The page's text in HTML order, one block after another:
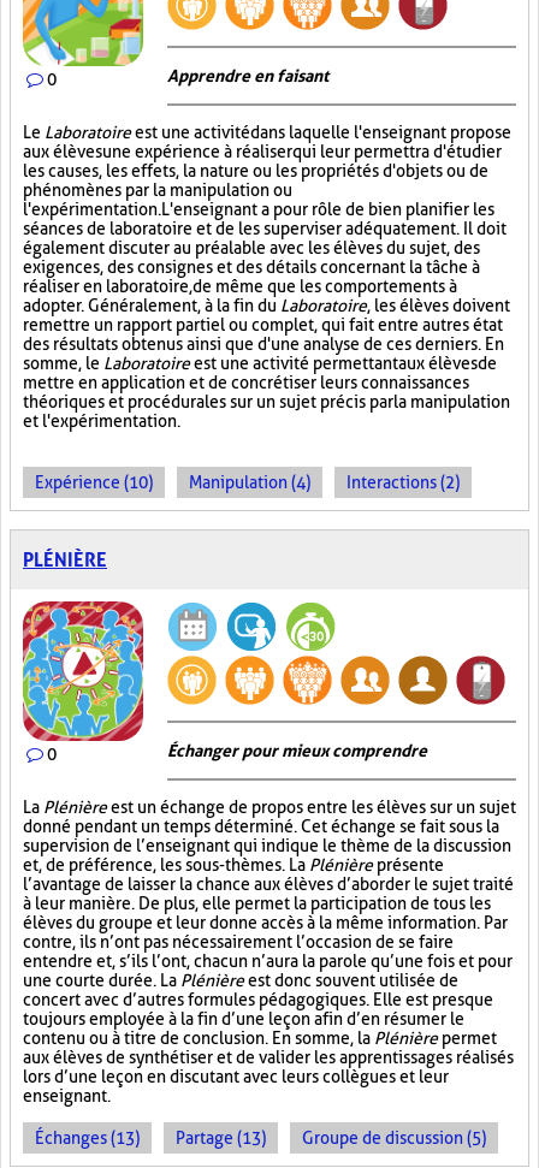
0 Apprendre en faisant
Le Laboratoireest une activité dans laquelle l'enseignant propose
aux élèves une expérience à réaliser qui leur permettra d'étudier
les causes, les effets, la nature ou les propriétés d'objets ou de
phénomènes par la manipulation ou
l'expérimentation. L'enseignant a pour rôle de bien planifier les
séances de laboratoire et de les superviser adéquatement. Il doit
également discuter au préalable avec les élèves du sujet, des
exigences, des consignes et des détails concernant la tâche à
réaliser en laboratoire, de même que les comportements à
adopter. Généralement, à la fin du Laboratoire, les élèves doivent
remettre un rapport partiel ou complet, qui fait entre autres état
des résultats obtenus ainsi que d'une analyse de ces derniers. En
somme, le Laboratoireest une activité permettant aux élèves de
mettre en application et de concrétiser leurs connaissances
théoriques et procédurales sur un sujet précis par la manipulation
et l'expérimentation.
Expérience (10) Manipulation (4) Interactions (2)
PLÉNIÈRE
0 Échanger pour mieux comprendre
La Plénièreest un échange de propos entre les élèves sur un sujet
donné pendant un temps déterminé. Cet échange se fait sous la
supervision de l’enseignant qui indique le thème de la discussion
et, de préférence, les sous-thèmes. La Plénièreprésente
l’avantage de laisser la chance aux élèves d’aborder le sujet traité
à leur manière. De plus, elle permet la participation de tous les
élèves du groupe et leur donne accès à la même information. Par
contre, ils n’ont pas nécessairement l’occasion de se faire
entendre et, s’ils l’ont, chacun n’aura la parole qu’une fois et pour
une courte durée. La Plénièreest donc souvent utilisée de
concert avec d’autres formules pédagogiques. Elle est presque
toujours employée à la fin d’une leçon afin d’en résumer le
contenu ou à titre de conclusion. En somme, la Plénièrepermet
aux élèves de synthétiser et de valider les apprentissages réalisés
lors d’une leçon en discutant avec leurs collègues et leur
enseignant.
Échanges (13) Partage (13) Groupe de discussion (5)